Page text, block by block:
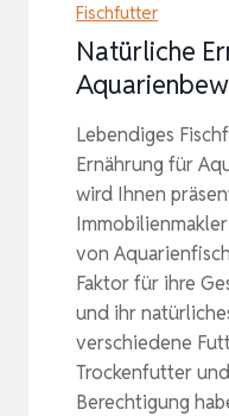
Fischfutter
Natürliche
Lebendiges
Ernährung für
wird Ihnen
von
Faktor für ihre
und ihr
verschiedene
Trockenfutter
Berechtigung